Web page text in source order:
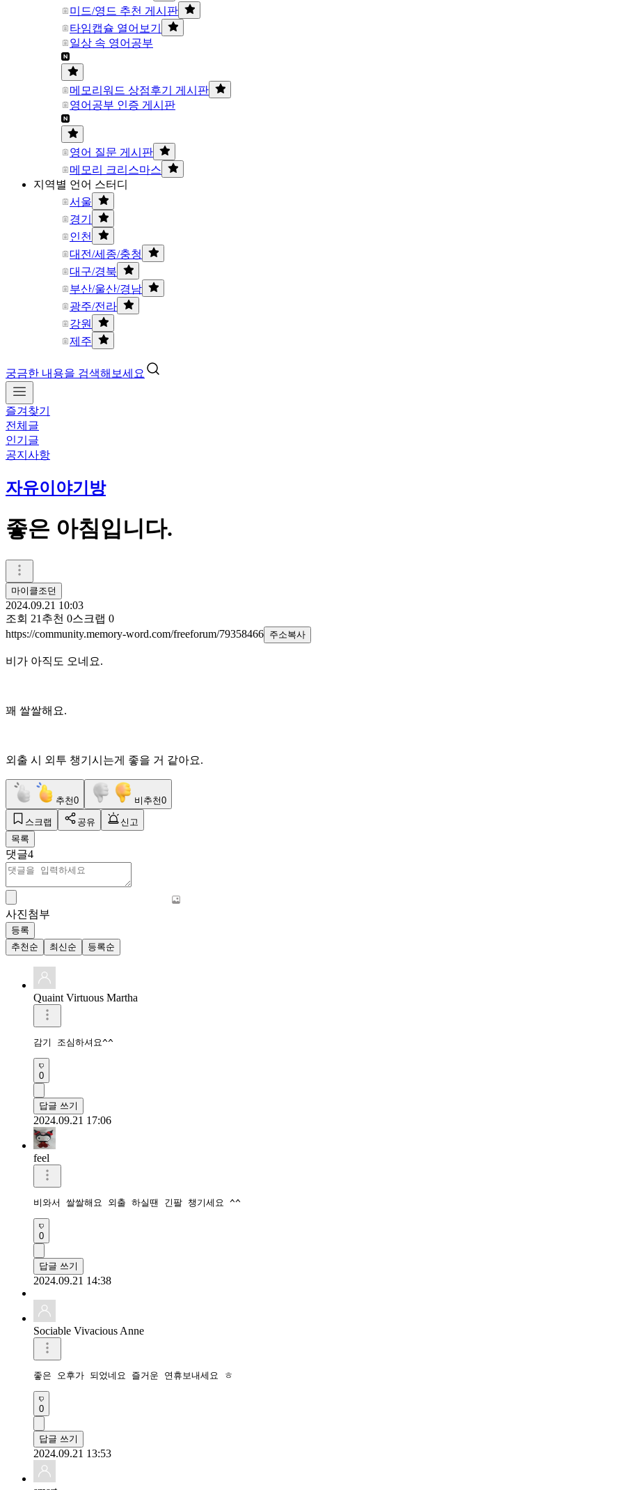
미드/영드 추천 게시판
타임캡슐 열어보기
일상 속 영어공부
메모리워드 상점후기 게시판
영어공부 인증 게시판
영어 질문 게시판
메모리 크리스마스
지역별 언어 스터디
서울
경기
인천
대전/세종/충청
대구/경북
부산/울산/경남
광주/전라
강원
제주
궁금한 내용을 검색해보세요
즐겨찾기
전체글
인기글
공지사항
자유이야기방
좋은 아침입니다.
마이클조던
2024.09.21 10:03
조회 21 추천 0스크랩 0
https://community.memory-word.com/freeforum/79358466 주소복사
비가 아직도 오네요.
꽤 쌀쌀해요.
외출 시 외투 챙기시는게 좋을 거 같아요.
추천0 비추천0
스크랩 공유
신고
목록
댓글4
사진첨부
등록
추천순
최신순 등록순
Quaint Virtuous Martha
감기 조심하셔요^^
0
답글 쓰기
2024.09.21 17:06
feel
비와서 쌀쌀해요 외출 하실땐 긴팔 챙기세요 ^^
0
답글 쓰기
2024.09.21 14:38
Sociable Vivacious Anne
좋은 오후가 되었네요 즐거운 연휴보내세요 ㅎ
0
답글 쓰기
2024.09.21 13:53